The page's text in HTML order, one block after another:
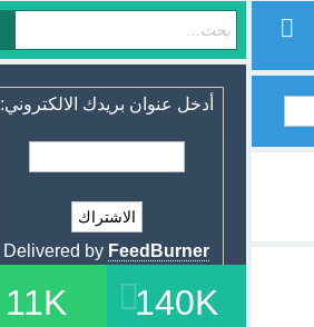
أدخل عنوان بريدك الالكتروني:
Delivered by FeedBurner
140K
11K